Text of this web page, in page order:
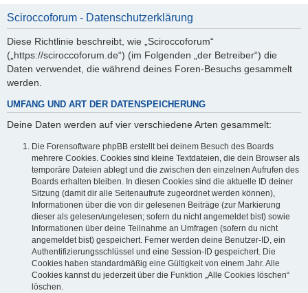
Sciroccoforum - Datenschutzerklärung
Diese Richtlinie beschreibt, wie „Sciroccoforum“
(„https://sciroccoforum.de“) (im Folgenden „der Betreiber“) die
Daten verwendet, die während deines Foren-Besuchs gesammelt
werden.
UMFANG UND ART DER DATENSPEICHERUNG
Deine Daten werden auf vier verschiedene Arten gesammelt:
Die Forensoftware phpBB erstellt bei deinem Besuch des Boards
mehrere Cookies. Cookies sind kleine Textdateien, die dein Browser als
temporäre Dateien ablegt und die zwischen den einzelnen Aufrufen des
Boards erhalten bleiben. In diesen Cookies sind die aktuelle ID deiner
Sitzung (damit dir alle Seitenaufrufe zugeordnet werden können),
Informationen über die von dir gelesenen Beiträge (zur Markierung
dieser als gelesen/ungelesen; sofern du nicht angemeldet bist) sowie
Informationen über deine Teilnahme an Umfragen (sofern du nicht
angemeldet bist) gespeichert. Ferner werden deine Benutzer-ID, ein
Authentifizierungsschlüssel und eine Session-ID gespeichert. Die
Cookies haben standardmäßig eine Gültigkeit von einem Jahr. Alle
Cookies kannst du jederzeit über die Funktion „Alle Cookies löschen“
löschen.